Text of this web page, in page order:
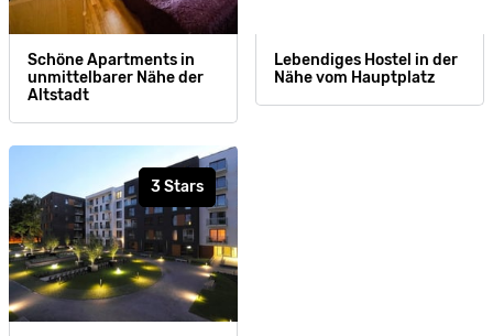
Schöne Apartments in
unmittelbarer Nähe der
Altstadt
Lebendiges Hostel in der
Nähe vom Hauptplatz
3 Stars